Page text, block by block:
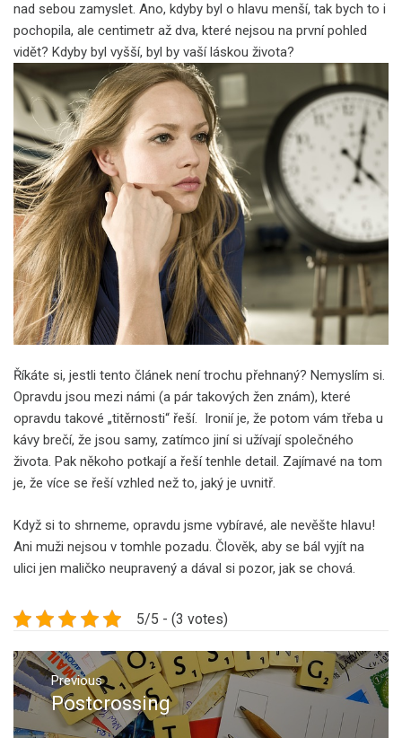
nad sebou zamyslet. Ano, kdyby byl o hlavu menší, tak bych to i
pochopila, ale centimetr až dva, které nejsou na první pohled
vidět? Kdyby byl vyšší, byl by vaší láskou života?
Říkáte si, jestli tento článek není trochu přehnaný? Nemyslím si.
Opravdu jsou mezi námi (a pár takových žen znám), které
opravdu takové „titěrnosti“ řeší. Ironií je, že potom vám třeba u
kávy brečí, že jsou samy, zatímco jiní si užívají společného
života. Pak někoho potkají a řeší tenhle detail. Zajímavé na tom
je, že více se řeší vzhled než to, jaký je uvnitř.
Když si to shrneme, opravdu jsme vybíravé, ale nevěšte hlavu!
Ani muži nejsou v tomhle pozadu. Člověk, aby se bál vyjít na
ulici jen maličko neupravený a dával si pozor, jak se chová.
5/5 - (3 votes)
Navigace
pro
příspěvek
Previous
Previous
post:
Postcrossing